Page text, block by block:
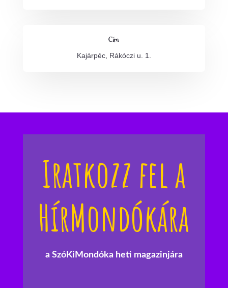
Cím
Kajárpéc, Rákóczi u. 1.
Iratkozz fel a
HírMondókára
a SzóKiMondóka heti magazinjára